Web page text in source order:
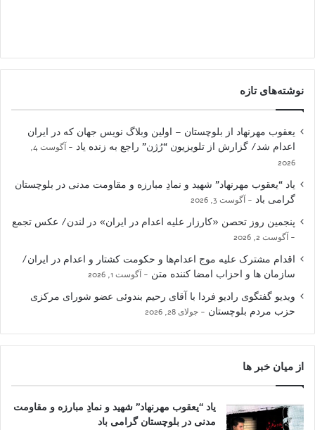
نوشته‌های تازه
یعقوب مهرنهاد از بلوچستان – اولین وبلاگ نویس جهان که در ایران
اعدام شد/ گزارش از تلویزیون “رُژن” راجع به زنده یاد
آگوست 4,
2026
یاد “یعقوب مهرنهاد” شهید و نمادِ مبارزه و مقاومت مدنی در بلوچستان
گرامی باد
آگوست 3, 2026
پنجمین روز تحصن «کارزار علیه اعدام در ایران» در لندن/ عکس تجمع
آگوست 2, 2026
اقدام مشترک علیه موج اعدام‌ها و حکومت کشتار و اعدام در ایران/
سازمان ها و احزاب امضا کننده متن
آگوست 1, 2026
ویدیو گفتگوی رادیو فردا با آقای رحیم بندوئی عضو شورای مرکزی
حزب مردم بلوچستان
جولای 28, 2026
از میان خبر ها
یاد “یعقوب مهرنهاد” شهید و نمادِ مبارزه و مقاومت
مدنی در بلوچستان گرامی باد